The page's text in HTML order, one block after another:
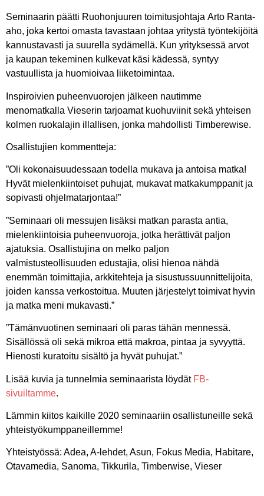
Seminaarin päätti Ruohonjuuren toimitusjohtaja Arto Ranta-
aho, joka kertoi omasta tavastaan johtaa yritystä työntekijöitä
kannustavasti ja suurella sydämellä. Kun yrityksessä arvot
ja kaupan tekeminen kulkevat käsi kädessä, syntyy
vastuullista ja huomioivaa liiketoimintaa.
Inspiroivien puheenvuorojen jälkeen nautimme
menomatkalla Vieserin tarjoamat kuohuviinit sekä yhteisen
kolmen ruokalajin illallisen, jonka mahdollisti Timberewise.
Osallistujien kommentteja:
”Oli kokonaisuudessaan todella mukava ja antoisa matka!
Hyvät mielenkiintoiset puhujat, mukavat matkakumppanit ja
sopivasti ohjelmatarjontaa!”
”Seminaari oli messujen lisäksi matkan parasta antia,
mielenkiintoisia puheenvuoroja, jotka herättivät paljon
ajatuksia. Osallistujina on melko paljon
valmistusteollisuuden edustajia, olisi hienoa nähdä
enemmän toimittajia, arkkitehteja ja sisustussuunnittelijoita,
joiden kanssa verkostoitua. Muuten järjestelyt toimivat hyvin
ja matka meni mukavasti.”
”Tämänvuotinen seminaari oli paras tähän mennessä.
Sisällössä oli sekä mikroa että makroa, pintaa ja syvyyttä.
Hienosti kuratoitu sisältö ja hyvät puhujat.”
Lisää kuvia ja tunnelmia seminaarista löydät FB-
sivuiltamme.
Lämmin kiitos kaikille 2020 seminaariin osallistuneille sekä
yhteistyökumppaneillemme!
Yhteistyössä: Adea, A-lehdet, Asun, Fokus Media, Habitare,
Otavamedia, Sanoma, Tikkurila, Timberwise, Vieser